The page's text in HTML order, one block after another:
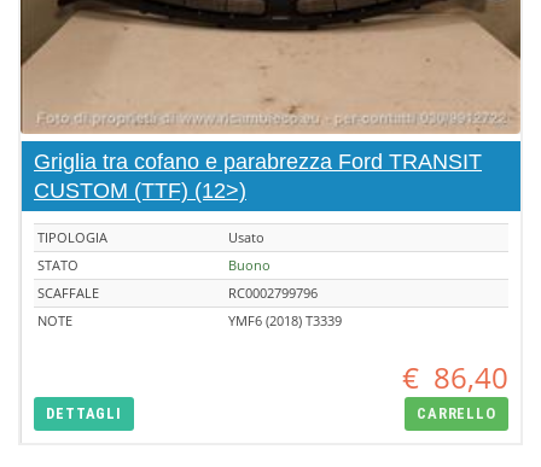
Griglia tra cofano e parabrezza Ford TRANSIT
CUSTOM (TTF) (12>)
TIPOLOGIA
Usato
STATO
Buono
SCAFFALE
RC0002799796
NOTE
YMF6 (2018) T3339
€ 86,40
DETTAGLI CARRELLO